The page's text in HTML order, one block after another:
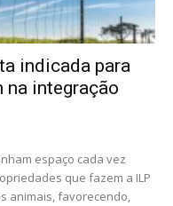
indicada para
na integração
espaço cada vez
que fazem a ILP
animais, favorecendo,